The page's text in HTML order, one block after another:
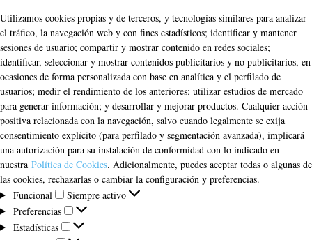
Utilizamos cookies propias y de terceros, y tecnologías similares para analizar
el tráfico, la navegación web y con fines estadísticos; identificar y mantener
sesiones de usuario; compartir y mostrar contenido en redes sociales;
identificar, seleccionar y mostrar contenidos publicitarios y no publicitarios, en
ocasiones de forma personalizada con base en analítica y el perfilado de
usuarios; medir el rendimiento de los anteriores; utilizar estudios de mercado
para generar información; y desarrollar y mejorar productos. Cualquier acción
positiva relacionada con la navegación, salvo cuando legalmente se exija
consentimiento explícito (para perfilado y segmentación avanzada), implicará
una autorización para su instalación de conformidad con lo indicado en
nuestra Política de Cookies. Adicionalmente, puedes aceptar todas o algunas de
las cookies, rechazarlas o cambiar la configuración y preferencias.
Funcional
Funcional
Siempre activo
Preferencias
Preferencias
Estadísticas
Estadísticas